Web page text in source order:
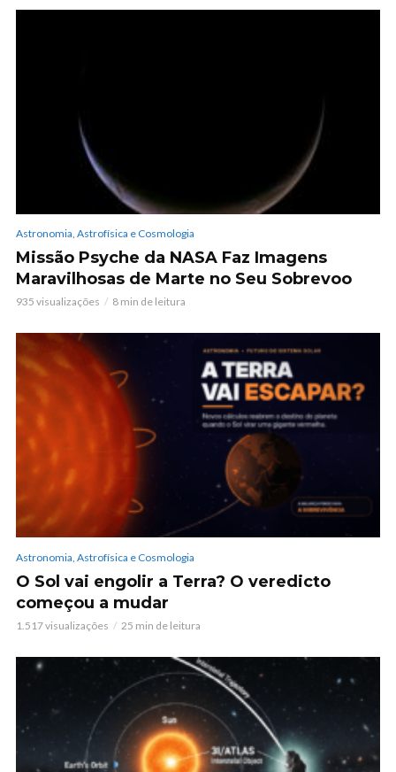
Astronomia, Astrofísica e Cosmologia
Missão Psyche da NASA Faz Imagens
Maravilhosas de Marte no Seu Sobrevoo
935 visualizações 8 min de leitura
Astronomia, Astrofísica e Cosmologia
O Sol vai engolir a Terra? O veredicto
começou a mudar
1.517 visualizações 25 min de leitura